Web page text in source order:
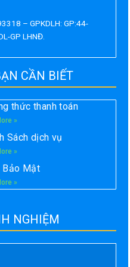
– GPKDLH: GP:44-
GP LHNĐ.
CẦN BIẾT
thức thanh toán
»
Sách dịch vụ
»
Bảo Mật
»
NGHIỆM